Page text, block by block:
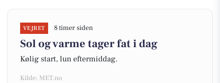
VEJRET 8 timer siden
Sol og varme tager fat i dag
Kølig start, lun eftermiddag.
Kilde: MET.no